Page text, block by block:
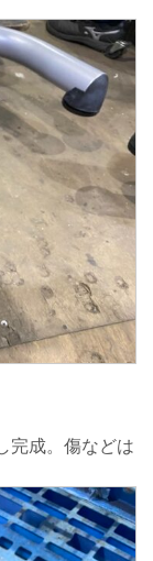
完成。傷などは